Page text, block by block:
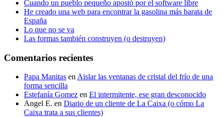
Cuando un pueblo pequeño apostó por el software libre
He creado una web para encontrar la gasolina más barata de
España
Lo que no se va
Las formas también construyen (o destruyen)
Comentarios recientes
Papa Manitas en Aislar las ventanas de cristal del frío de una
forma sencilla
Estefanía Gomez en El intermitente, ese gran desconocido
Angel E. en Diario de un cliente de La Caixa (o cómo La
Caixa trata a sus clientes)